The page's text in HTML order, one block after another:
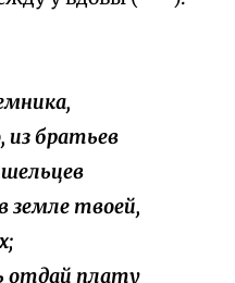
из братьев
земле твоей,
отдай плату